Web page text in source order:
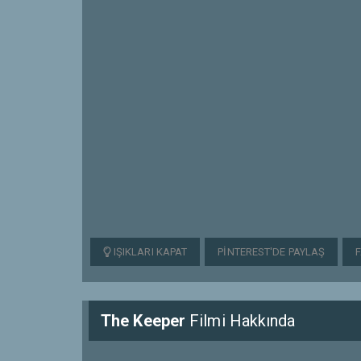
IŞIKLARI KAPAT PINTEREST'DE PAYLAŞ
The Keeper Filmi Hakkında